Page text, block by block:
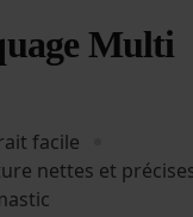
Multi
facile
nettes et